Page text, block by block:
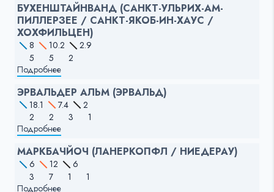
БУХЕНШТАЙНВАНД (САНКТ-УЛЬРИХ-АМ-
ПИЛЛЕРЗЕЕ / САНКТ-ЯКОБ-ИН-ХАУС /
ХОХФИЛЬЦЕН)
8 10.2
2.9
5
5
2
Подробнее
ЭРВАЛЬДЕР АЛЬМ (ЭРВАЛЬД)
18.1 7.4
2
2
2 3
1
Подробнее
МАРКБАЧЙОЧ (ЛАНЕРКОПФЛ / НИЕДЕРАУ)
6 12
6
3
7 1
1
Подробнее